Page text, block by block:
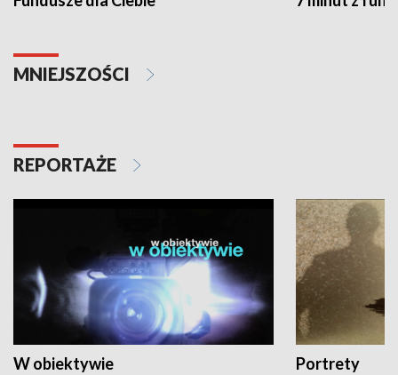
MNIEJSZOŚCI
REPORTAŻE
W obiektywie Portrety